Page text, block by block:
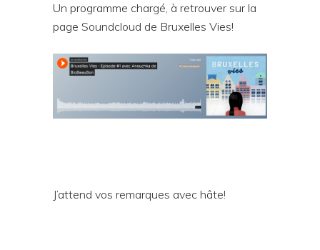
Un programme chargé, à retrouver sur la
page Soundcloud de Bruxelles Vies!
J’attend vos remarques avec hâte!